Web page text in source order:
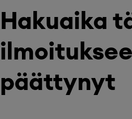
Hakuaika
päättynyt